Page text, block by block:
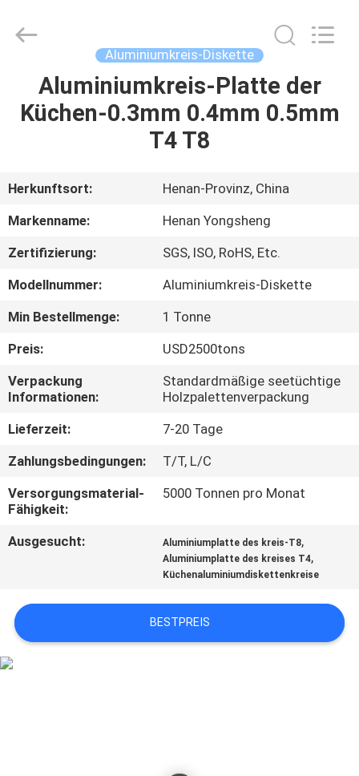
HAUS
ÜBER
UNS
FABRIK-
AUSFLUG
QUALITÄTSKONTROLLE
TRETEN
SIE
MIT
IN
VERBINDUNG
FÄLLE
Industry
Co.,Ltd..
Aluminiumkreis-Diskette
Aluminiumkreis-Platte der
Küchen-0.3mm 0.4mm 0.5mm
T4 T8
Herkunftsort:
Henan-Provinz, China
Markenname:
Henan Yongsheng
Zertifizierung:
SGS, ISO, RoHS, Etc.
Modellnummer:
Aluminiumkreis-Diskette
Min Bestellmenge:
1 Tonne
Preis:
USD2500tons
Verpackung
Informationen:
Standardmäßige seetüchtige
Holzpalettenverpackung
Lieferzeit:
7-20 Tage
Zahlungsbedingungen:
T/T, L/C
Versorgungsmaterial-
Fähigkeit:
5000 Tonnen pro Monat
Ausgesucht: Aluminiumplatte des kreis-T8,
Aluminiumplatte des kreises T4,
Küchenaluminiumdiskettenkreise
BESTPREIS